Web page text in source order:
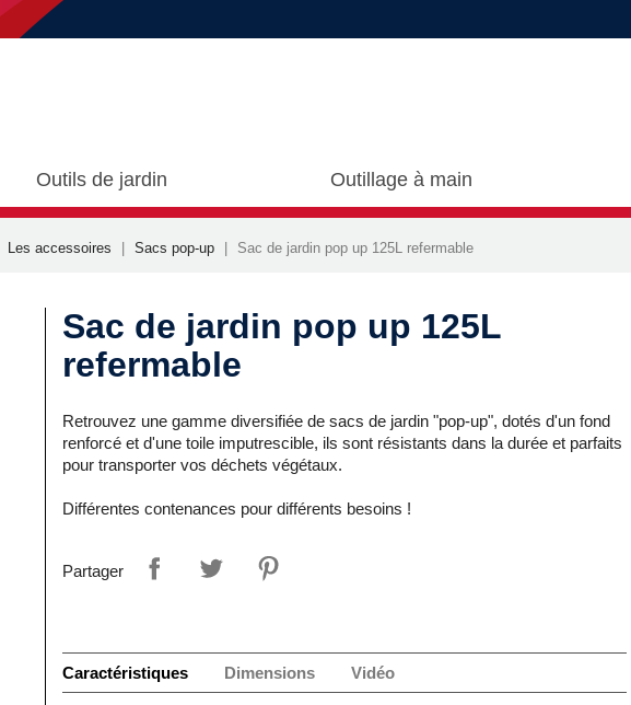
Outils de jardin Outillage à main
Les accessoires Sacs pop-up Sac de jardin pop up 125L refermable
Sac de jardin pop up 125L
refermable
Retrouvez une gamme diversifiée de sacs de jardin "pop-up", dotés d'un fond
renforcé et d'une toile imputrescible, ils sont résistants dans la durée et parfaits
pour transporter vos déchets végétaux.
Différentes contenances pour différents besoins !
Partager
Caractéristiques Dimensions Vidéo